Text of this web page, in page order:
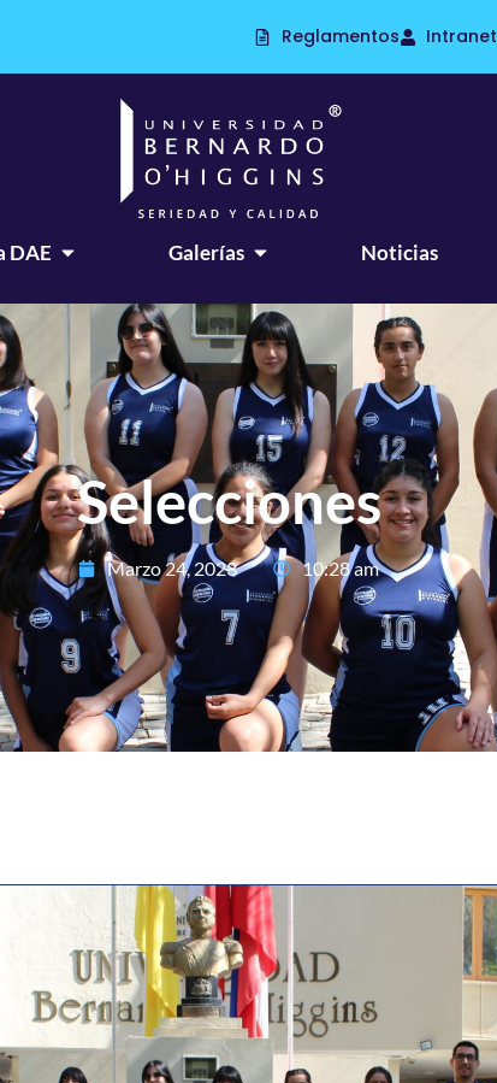
Reglamentos Intranet
DAE Galerías Noticias
Selecciones
Marzo 24, 2023 10:28 am